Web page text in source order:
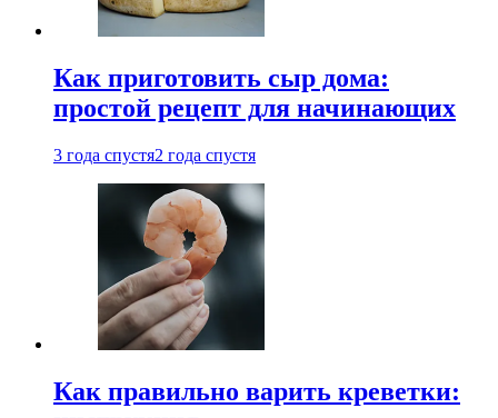
Как приготовить сыр дома:
простой рецепт для начинающих
3 года спустя2 года спустя
Как правильно варить креветки: